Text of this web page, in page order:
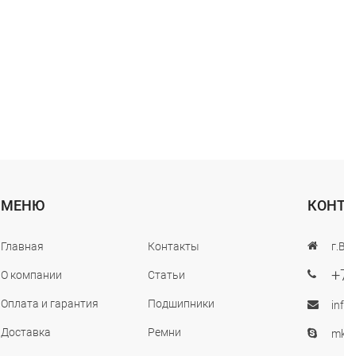
МЕНЮ
Главная
О компании
Оплата и гарантия
Доставка
Контакты
Статьи
Подшипники
Ремни